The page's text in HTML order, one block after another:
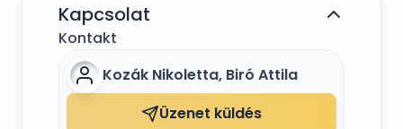
Kapcsolat
Kontakt
Kozák Nikoletta, Biró Attila
Üzenet küldés